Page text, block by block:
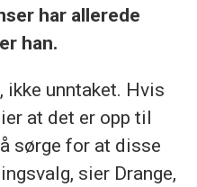
har allerede
han.
ikke unntaket. Hvis
at det er opp til
sørge for at disse
sier Drange,